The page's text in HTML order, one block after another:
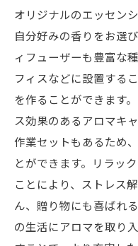
オリジナルのエッセン
自分好みの香りをお選
ィフューザーも豊富な
フィスなどに設置する
を作ることができます
ス効果のあるアロマキ
作業セットもあるため
とができます。リラッ
ことにより、ストレス
ん、贈り物にも喜ばれ
の生活にアロマを取り